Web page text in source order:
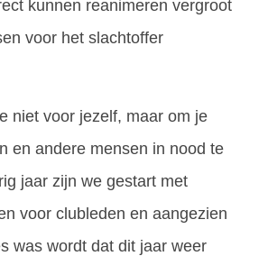
kunnen reanimeren vergroot
voor het slachtoffer
niet voor jezelf, maar om je
en andere mensen in nood te
jaar zijn we gestart met
voor clubleden en aangezien
was wordt dat dit jaar weer